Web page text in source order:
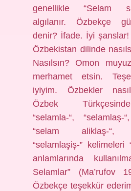
genellikle “Selam
algılanır. Özbekçe
denir? İfade. İyi şanslar!
Özbekistan dilinde
Nasılsın? Omon
merhamet etsin.
iyiyim. Özbekler
Özbek
“selamla-“, “selamlaş-
“selam aliklaş-“,
“selamlaşiş-” kelimeleri
anlamlarında
Selamlar” (Ma’rufov
Özbekçe teşekkür